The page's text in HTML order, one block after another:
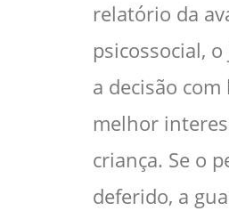
relatório da
psicossocial,
a decisão com
melhor
criança. Se o
deferido, a